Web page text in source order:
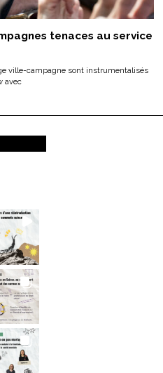
tenaces au service
ville-campagne sont instrumentalisés
avec